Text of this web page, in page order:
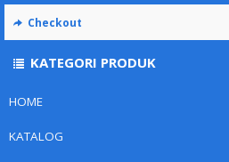
HOME
KATALOG
Checkout
KATEGORI PRODUK